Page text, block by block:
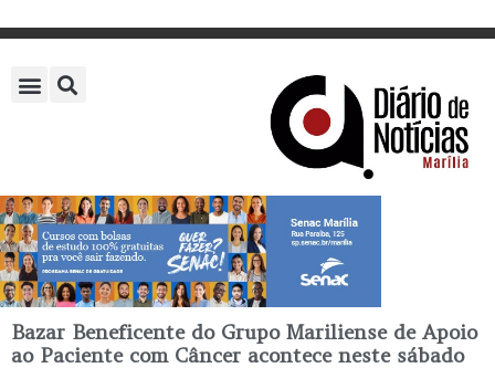
Bazar Beneficente do Grupo Mariliense de Apoio
ao Paciente com Câncer acontece neste sábado